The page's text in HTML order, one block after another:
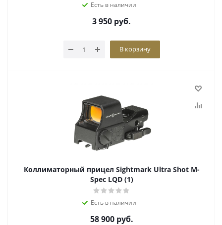
Есть в наличии
3 950 руб.
В корзину
Коллиматорный прицел Sightmark Ultra Shot M-
Spec LQD (1)
Есть в наличии
58 900руб.